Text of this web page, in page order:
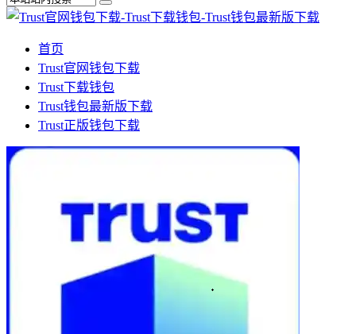
首页
Trust官网钱包下载
Trust下载钱包
Trust钱包最新版下载
Trust正版钱包下载